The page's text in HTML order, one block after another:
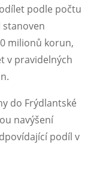
podle počtu
stanoven
milionů korun,
v pravidelných
do Frýdlantské
navýšení
podíl v